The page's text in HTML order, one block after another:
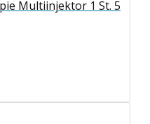
Multiinjektor 1 St. 5